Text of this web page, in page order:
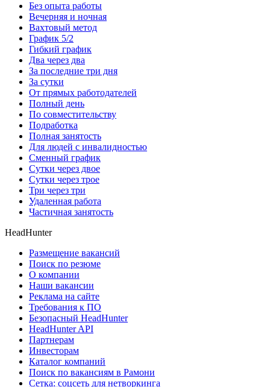
Без опыта работы
Вечерняя и ночная
Вахтовый метод
График 5/2
Гибкий график
Два через два
За последние три дня
За сутки
От прямых работодателей
Полный день
По совместительству
Подработка
Полная занятость
Для людей с инвалидностью
Сменный график
Сутки через двое
Сутки через трое
Три через три
Удаленная работа
Частичная занятость
HeadHunter
Размещение вакансий
Поиск по резюме
О компании
Наши вакансии
Реклама на сайте
Требования к ПО
Безопасный HeadHunter
HeadHunter API
Партнерам
Инвесторам
Каталог компаний
Поиск по вакансиям в Рамони
Сетка: соцсеть для нетворкинга